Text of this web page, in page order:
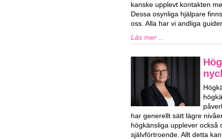
kanske upplevt kontakten
Dessa osynliga hjälpare
oss. Alla har vi andliga
Läs mer ...
har generellt sätt lägre
högkänsliga upplever
självförtroende. Allt detta